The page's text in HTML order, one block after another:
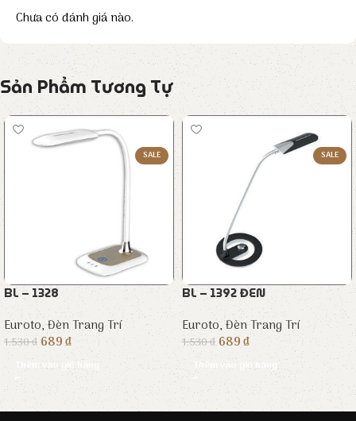
Chưa có đánh giá nào.
Sản Phẩm Tương Tự
SALE
BL – 1328
Euroto,Đèn Trang Trí
1.530₫ 689₫
Thêm vào giỏ hàng
SALE
BL – 1392 ĐEN
Euroto,Đèn Trang Trí
1.530₫ 689₫
Thêm vào giỏ hàng